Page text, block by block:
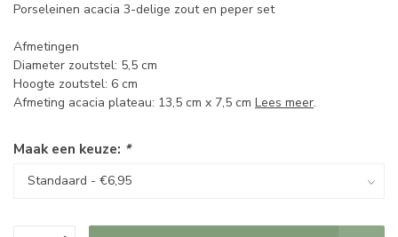
Porseleinen acacia 3-delige zout en peper set
Afmetingen
Diameter zoutstel: 5,5 cm
Hoogte zoutstel: 6 cm
Afmeting acacia plateau: 13,5 cm x 7,5 cm Lees meer.
Maak een keuze: *